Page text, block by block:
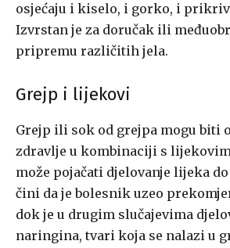
osjećaju i kiselo, i gorko, i
Izvrstan je za doručak ili
pripremu različitih jela.
Grejp i lijekovi
Grejp ili sok od grejpa mogu biti
zdravlje u kombinaciji s
može pojačati djelovanje lijeka do
čini da je bolesnik uzeo
dok je u drugim slučajevima
naringina, tvari koja se nalazi u